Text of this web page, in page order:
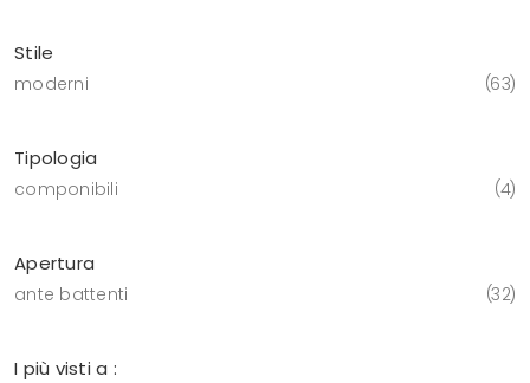
Stile
moderni 63
Tipologia
componibili 4
Apertura
ante battenti 32
I più visti a :